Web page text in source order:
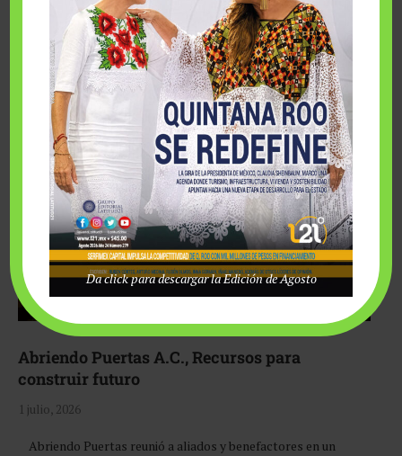
Fairmont Mayakoba y Make-A-Wish México unieron
esfuerzos para hacer realidad el deseo de una …
Abriendo Puertas A.C., Recursos para
construir futuro
1 julio, 2026
Abriendo Puertas reunió a aliados y benefactores en un
Da click para descargar la Edición de Agosto